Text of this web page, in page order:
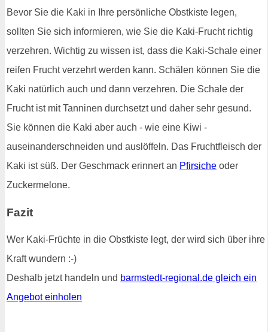
Bevor Sie die Kaki in Ihre persönliche Obstkiste legen,
sollten Sie sich informieren, wie Sie die Kaki-Frucht richtig
verzehren. Wichtig zu wissen ist, dass die Kaki-Schale einer
reifen Frucht verzehrt werden kann. Schälen können Sie die
Kaki natürlich auch und dann verzehren. Die Schale der
Frucht ist mit Tanninen durchsetzt und daher sehr gesund.
Sie können die Kaki aber auch - wie eine Kiwi -
auseinanderschneiden und auslöffeln. Das Fruchtfleisch der
Kaki ist süß. Der Geschmack erinnert an Pfirsiche oder
Zuckermelone.
Fazit
Wer Kaki-Früchte in die Obstkiste legt, der wird sich über ihre
Kraft wundern :-)
Deshalb jetzt handeln und barmstedt-regional.de gleich ein
Angebot einholen